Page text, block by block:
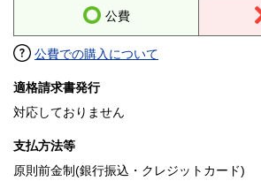
公費
公費での購入について
適格請求書発行
対応しておりません
支払方法等
原則前金制(銀行振込・クレジットカード)